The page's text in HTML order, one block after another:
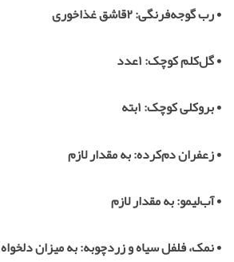
•رب گوجه‌فرنگی:۲قاشق غذاخوری
•گل‌کلم کوچک:۱عدد
•بروکلی کوچک:۱بته
•زعفران دم‌کرده: به مقدار لازم
•آب‌لیمو: به مقدار لازم
•نمک، فلفل سیاه و زردچوبه: به میزان دلخواه